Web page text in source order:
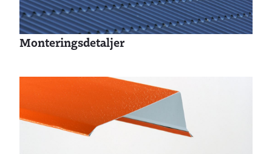
Monteringsdetaljer